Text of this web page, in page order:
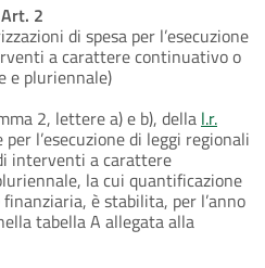
Art. 2
di spesa per l’esecuzione
a carattere continuativo o
e pluriennale)
2, lettere a) e b), della l.r.
per l’esecuzione di leggi regionali
interventi a carattere
la cui quantificazione
è stabilita, per l’anno
tabella A allegata alla